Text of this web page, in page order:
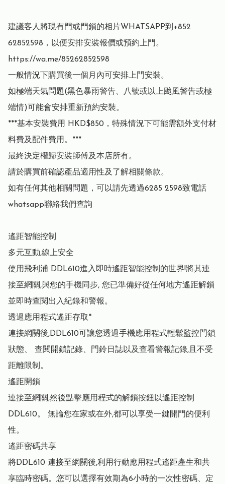
建議客人將現有門或門鎖的相片WHATSAPP到+852
62852598，以便安排安裝報價或預約上門。
https://wa.me/85262852598
一般情況下購買後一個月內可安排上門安裝。
如極端天氣問題(黑色暴雨警告、八號或以上颱風警告或極
端情)可能會安排重新預約安裝。
***基本安裝費用 HKD$850，特殊情況下可能需額外支付材
料費及配件費用。***
最終決定權歸安裝師傅及本店所有。
請於購買前確認產品適用性及了解相關條款。
如有任何其他相關問題，可以請先透過6285 2598致電話
whatsapp聯絡我們查詢
遙距智能控制
多元互動,線上安全
使用飛利浦 DDL610進入即時遙距智能控制的世界!將其連
接至網關,與您的手機同步, 您已準備好從任何地方遙距解鎖
並即時查閱出入紀錄和警報。
透過應用程式遙距存取*
連接網關後,DDL610可讓您透過手機應用程式輕鬆監控門鎖
狀態、 查閱開鎖記錄、門鈴日誌以及查看警報記錄,且不受
距離限制。
遙距開鎖
連接至網關,然後點擊應用程式的解鎖按鈕以遙距控制
DDL610。 無論您在家或在外,都可以享受一鍵開門的便利
性。
遙距密碼共享
將DDL610 連接至網關後,利用行動應用程式遙距產生和共
享臨時密碼。您可以選擇有效期為6小時的一次性密碼、定